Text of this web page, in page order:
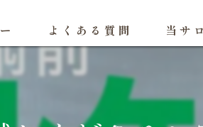
よくある質問 当サ
ダメー